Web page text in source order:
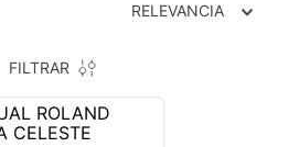
RELEVANCIA
FILTRAR